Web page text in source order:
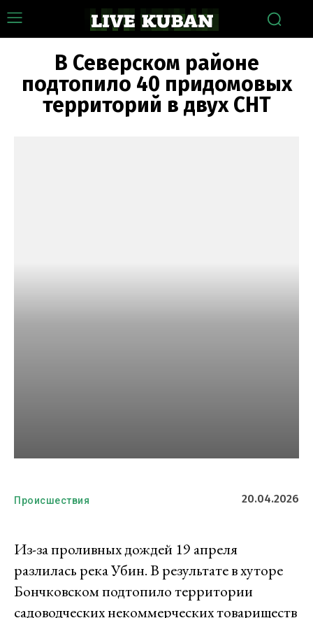
В Северском районе
подтопило 40 придомовых
территорий в двух СНТ
Происшествия 20.04.2026
Из-за проливных дождей 19 апреля
разлилась река Убин. В результате в хуторе
Бончковском подтопило территории
садоводческих некоммерческих товариществ